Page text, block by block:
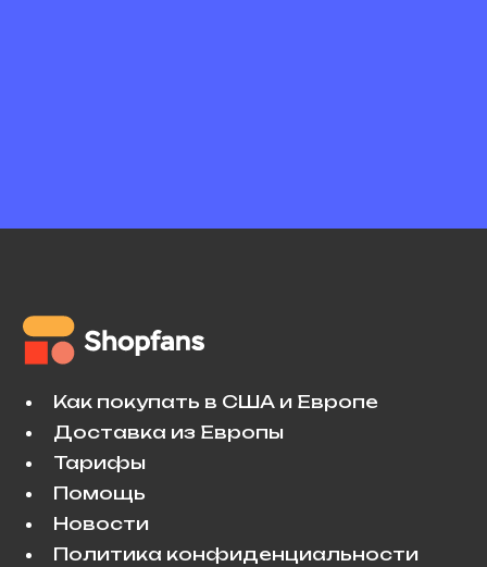
Как покупать в США и Европе
Доставка из Европы
Тарифы
Помощь
Новости
Политика конфиденциальности